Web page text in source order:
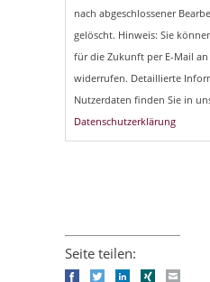
nach abgeschlossener
gelöscht. Hinweis: Sie
für die Zukunft per E-Mail
widerrufen. Detaillierte
Nutzerdaten finden Sie in
Datenschutzerklärung
Seite teilen: